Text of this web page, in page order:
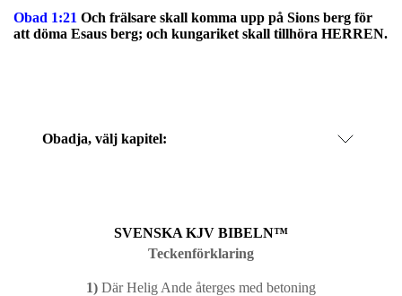
Obad 1:21 Och frälsare skall komma upp på Sions berg för
att döma Esaus berg; och kungariket skall tillhöra HERREN.
Obadja, välj kapitel:
SVENSKA KJV BIBELN™
Teckenförklaring
1) Där Helig Ande återges med betoning